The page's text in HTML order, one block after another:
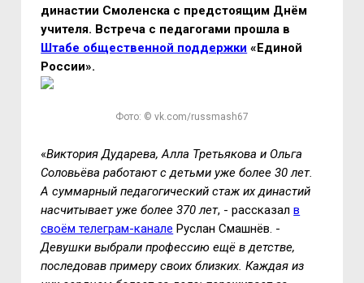
династии Смоленска с предстоящим Днём
учителя. Встреча с педагогами прошла в
Штабе общественной поддержки «Единой
России».
Фото: © vk.com/russmash67
«Виктория Дударева, Алла Третьякова и Ольга
Соловьёва работают с детьми уже более 30 лет.
А суммарный педагогический стаж их династий
насчитывает уже более 370 лет, - рассказалв
своём телеграм-канале Руслан Смашнёв. -
Девушки выбрали профессию ещё в детстве,
последовав примеру своих близких. Каждая из